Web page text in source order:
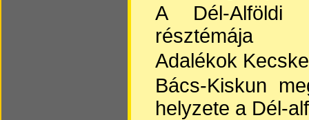
A Dél-Alföldi
résztémája
Adalékok
Bács-Kiskun
helyzete a Dél-